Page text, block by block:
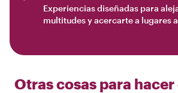
Experiencias diseñadas para
multitudes y acercarte a lugares
Otras cosas para hacer